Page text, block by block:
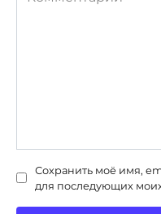
Сохранить моё имя,
для последующих